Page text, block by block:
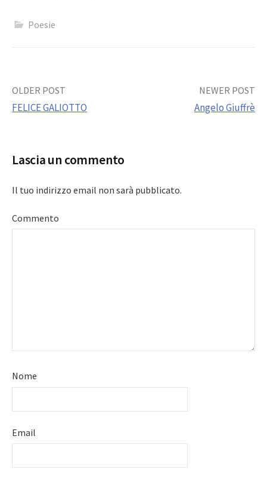
Poesie
Post
OLDER POST
FELICE GALIOTTO
NEWER POST
Angelo Giuffrè
Lascia un commento
Il tuo indirizzo email non sarà pubblicato.
Commento
Nome
Email